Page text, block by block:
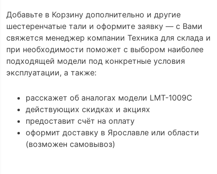
Добавьте в Корзину дополнительно и другие
шестеренчатые тали и оформите заявку — с Вами
свяжется менеджер компании Техника для склада и
при необходимости поможет с выбором наиболее
подходящей модели под конкретные условия
эксплуатации, а также:
расскажет об аналогах модели LMT-1009C
действующих скидках и акциях
предоставит счёт на оплату
оформит доставку в Ярославле или области
(возможен самовывоз)